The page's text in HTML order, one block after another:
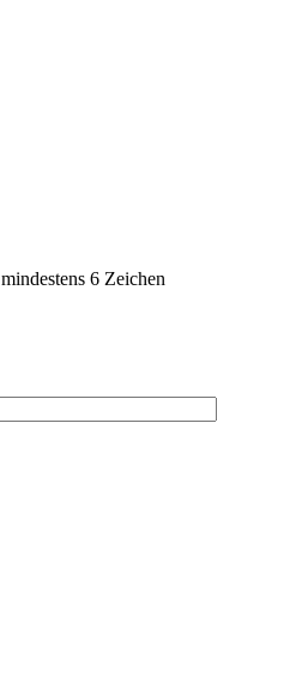
mindestens 6 Zeichen